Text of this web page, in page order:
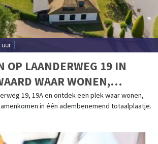
OP LAANDERWEG 19 IN
WAAR WONEN,
SAMENKOMEN
19, 19A en ontdek een plek waar wonen,
in één adembenemend totaalplaatje.